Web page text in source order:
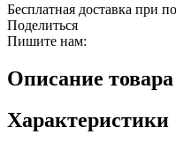
Бесплатная доставка при
Поделиться
Пишите нам:
Описание товара
Характеристики